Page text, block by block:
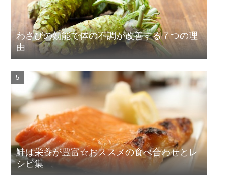
わさびの効能で体の不調が改善する７つの理
由
鮭は栄養が豊富☆おススメの食べ合わせとレ
シピ集